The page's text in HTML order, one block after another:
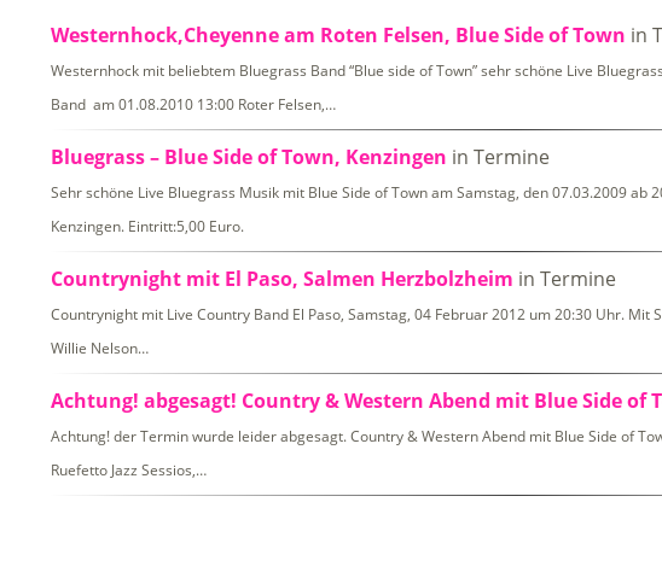
Westernhock,Cheyenne am Roten Felsen, Blue Side of Town in
Westernhock mit beliebtem Bluegrass Band “Blue side of Town” sehr schöne Live
Band am 01.08.2010 13:00 Roter Felsen,…
Bluegrass – Blue Side of Town, Kenzingen in Termine
Sehr schöne Live Bluegrass Musik mit Blue Side of Town am Samstag, den 07.03.2009 ab
Kenzingen. Eintritt:5,00 Euro.
Countrynight mit El Paso, Salmen Herzbolzheim in Termine
Countrynight mit Live Country Band El Paso, Samstag, 04 Februar 2012 um 20:30 Uhr. Mit
Willie Nelson…
Achtung! abgesagt! Country & Western Abend mit Blue Side of
Achtung! der Termin wurde leider abgesagt. Country & Western Abend mit Blue Side of
Ruefetto Jazz Sessios,…